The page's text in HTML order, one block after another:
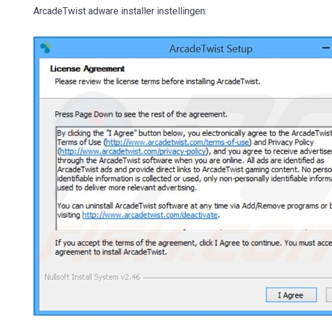
ArcadeTwist adware installer instellingen: